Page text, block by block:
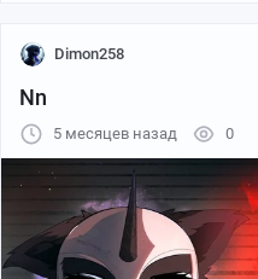
Dimon258
Nn
5 месяцев назад 0